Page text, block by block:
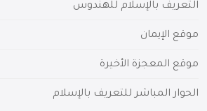
التعريف بالإسلام للهندوس
موقع الإيمان
موقع المعجزة الأخيرة
الحوار المباشر للتعريف بالإسلام